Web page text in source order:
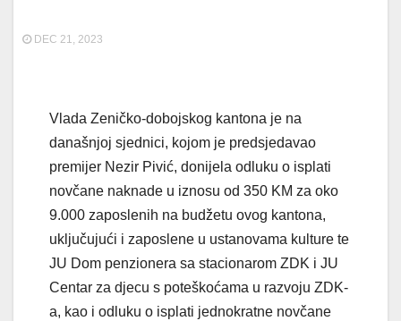
DEC 21, 2023
Vlada Zeničko-dobojskog kantona je na
današnjoj sjednici, kojom je predsjedavao
premijer Nezir Pivić, donijela odluku o isplati
novčane naknade u iznosu od 350 KM za oko
9.000 zaposlenih na budžetu ovog kantona,
uključujući i zaposlene u ustanovama kulture te
JU Dom penzionera sa stacionarom ZDK i JU
Centar za djecu s poteškoćama u razvoju ZDK-
a, kao i odluku o isplati jednokratne novčane